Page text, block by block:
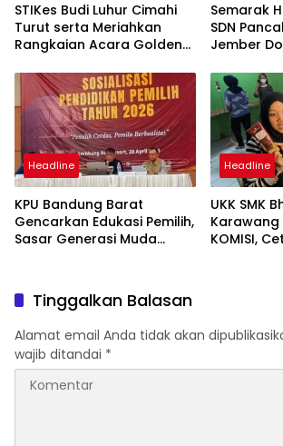
STIKes Budi Luhur Cimahi
Turut serta Meriahkan
Rangkaian Acara Golden
Pambudhi Luhur 1976
Semarak
SDN
Jember
Headline
KPU Bandung Barat
Gencarkan Edukasi Pemilih,
Sasar Generasi Muda
Headline
UKK SMK
KOMISI,
Tinggalkan Balasan
Alamat email Anda tidak akan
wajib ditandai *